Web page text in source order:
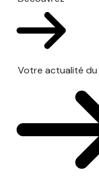
Votre actualité du